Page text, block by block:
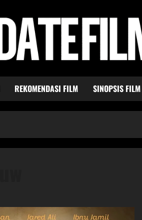
REKOMENDASI FILM SINOPSIS FILM